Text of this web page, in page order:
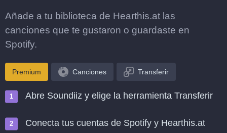
Añade a tu biblioteca de Hearthis.at las
canciones que te gustaron o guardaste en
Spotify.
Premium Canciones Transferir
Abre Soundiiz y elige la herramienta Transferir
Conecta tus cuentas de Spotify y Hearthis.at